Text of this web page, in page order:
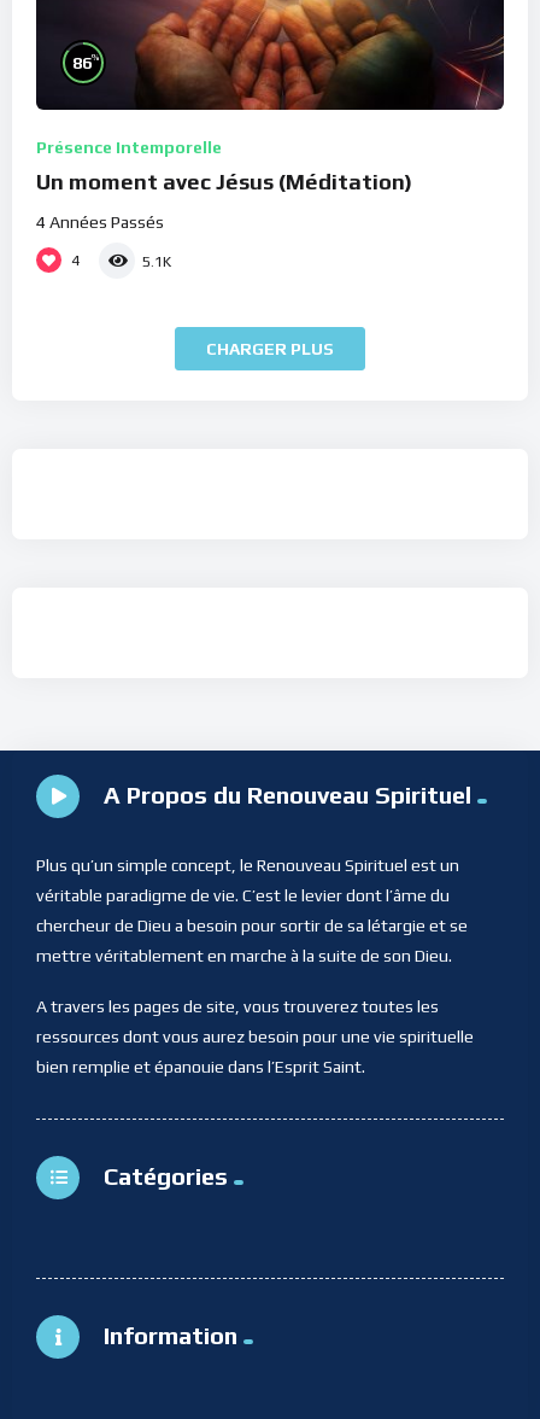
86%
Présence Intemporelle
Un moment avec Jésus (Méditation)
4 Années Passés
4 5.1K
CHARGER PLUS
A Propos du Renouveau Spirituel
Plus qu’un simple concept, le Renouveau Spirituel est un
véritable paradigme de vie. C’est le levier dont l’âme du
chercheur de Dieu a besoin pour sortir de sa létargie et se
mettre véritablement en marche à la suite de son Dieu.
A travers les pages de site, vous trouverez toutes les
ressources dont vous aurez besoin pour une vie spirituelle
bien remplie et épanouie dans l’Esprit Saint.
Catégories
Information